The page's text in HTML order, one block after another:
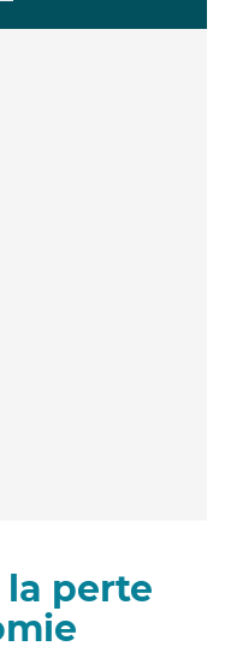
perte